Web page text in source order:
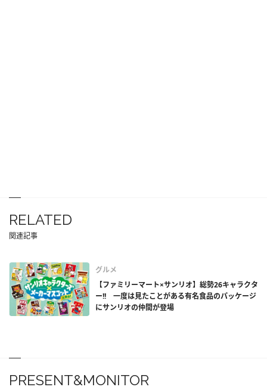
RELATED
関連記事
グルメ
【ファミリーマート×サンリオ】総勢26キャラクタ
ー!! 一度は見たことがある有名食品のパッケージ
にサンリオの仲間が登場
PRESENT&MONITOR